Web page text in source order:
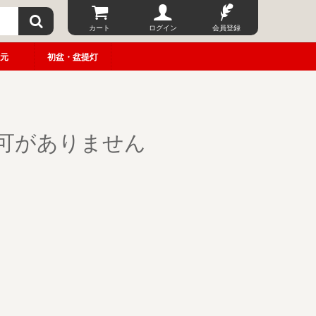
カート ログイン 会員登録
初盆・盆提灯
がありません